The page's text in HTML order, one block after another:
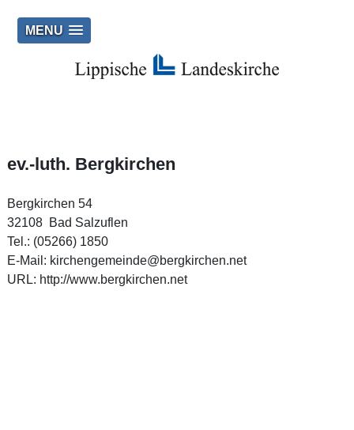
MENU
ev.-luth. Bergkirchen
Bergkirchen 54
32108 Bad Salzuflen
Tel.: (05266) 1850
E‑Mail: kirchengemeinde@bergkirchen.net
URL: http://www.bergkirchen.net